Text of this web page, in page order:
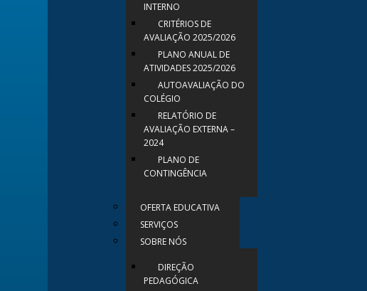
INTERNO
CRITÉRIOS DE
AVALIAÇÃO 2025/2026
PLANO ANUAL DE
ATIVIDADES 2025/2026
AUTOAVALIAÇÃO DO
COLÉGIO
RELATÓRIO DE
AVALIAÇÃO EXTERNA –
2024
PLANO DE
CONTINGÊNCIA
OFERTA EDUCATIVA
SERVIÇOS
SOBRE NÓS
DIREÇÃO
PEDAGÓGICA